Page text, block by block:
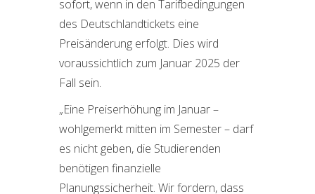
sofort, wenn in den Tarifbedingungen
des Deutschlandtickets eine
Preisänderung erfolgt. Dies wird
voraussichtlich zum Januar 2025 der
Fall sein.
„Eine Preiserhöhung im Januar –
wohlgemerkt mitten im Semester – darf
es nicht geben, die Studierenden
benötigen finanzielle
Planungssicherheit. Wir fordern, dass